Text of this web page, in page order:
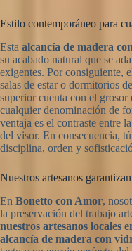
Estilo contemporáneo para
Esta alcancía de madera
su acabado natural que se
exigentes. Por consiguiente,
salas de estar o dormitorios
superior cuenta con el
cualquier denominación de
ventaja es el contraste entre
del visor. En consecuencia,
disciplina, orden y
Nuestros artesanos
En Bonetto con Amor,
la preservación del trabajo
nuestros artesanos locales
alcancía de madera con